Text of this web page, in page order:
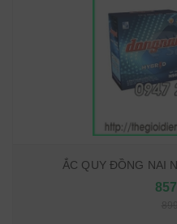
ẮC QUY ĐỒNG NAI